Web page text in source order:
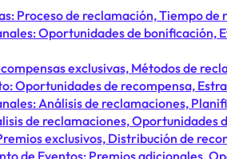
Proceso de reclamación, Tiempo de
Oportunidades de bonificación,
exclusivas, Métodos de
Oportunidades de recompensa,
Análisis de reclamaciones,
de reclamaciones, Oportunidades
exclusivos, Distribución de
de Eventos: Premios adicionales,